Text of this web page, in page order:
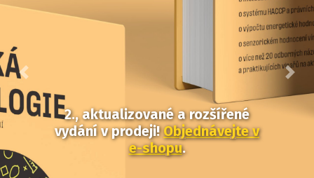
2., aktualizované a rozšířené
vydání v prodeji!Objednávejte v
e-shopu.
Předchozí Další